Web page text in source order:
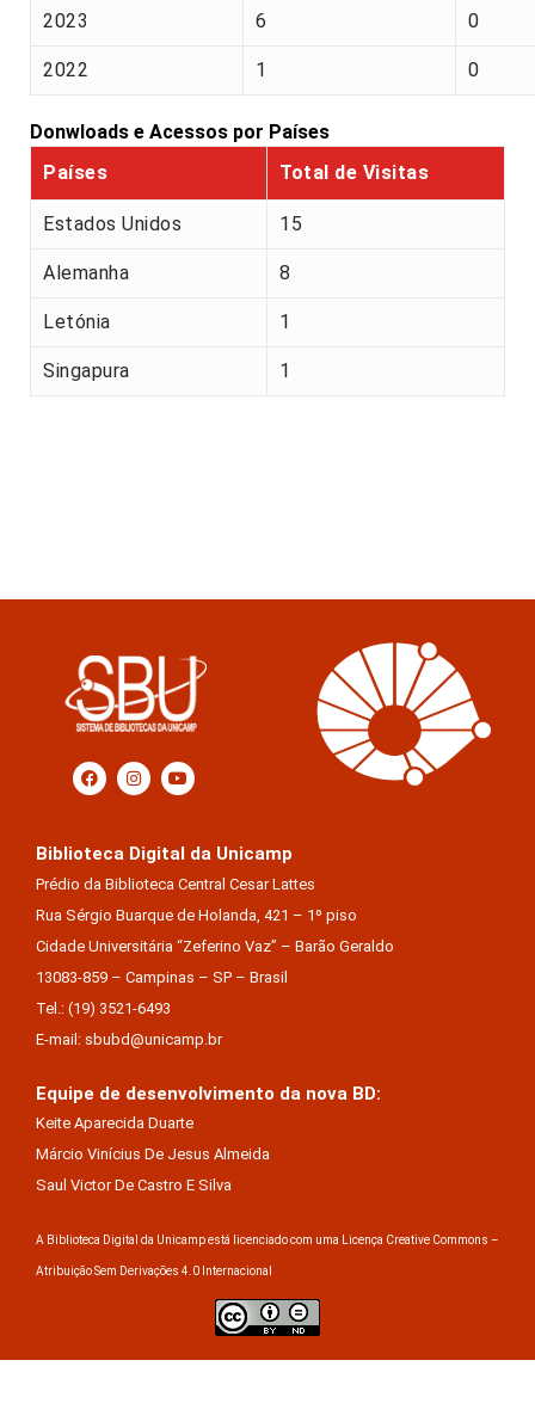
2023 6 0
2022 1 0
Donwloads e Acessos por Países
Países
Total de Visitas
Estados Unidos 15
Alemanha 8
Letónia 1
Singapura 1
Biblioteca Digital da Unicamp
Prédio da Biblioteca Central Cesar Lattes
Rua Sérgio Buarque de Holanda, 421 – 1º piso
Cidade Universitária “Zeferino Vaz” – Barão Geraldo
13083-859 – Campinas – SP – Brasil
Tel.: (19) 3521-6493
E-mail: sbubd@unicamp.br
Equipe de desenvolvimento da nova BD:
Keite Aparecida Duarte
Márcio Vinícius De Jesus Almeida
Saul Victor De Castro E Silva
A Biblioteca Digital da Unicamp está licenciado com uma Licença Creative Commons –
Atribuição Sem Derivações 4.0 Internacional